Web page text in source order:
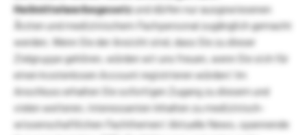
Heilmittelwerbegesetzund dürfen nur ausgewiesenen
Ärzten und medizinischem Fachpersonal zugänglich gemacht
werden. Wenn Sie der Ansicht sind, dass Sie zu dieser
Zielgruppe gehören, würden wir uns freuen, wenn Sie sich für
einen kostenlosen Account registrieren würden! Im
Anschluss erhalten Sie sofortigen Zugang zu diesem und
vielen weiteren, interessanten Inhalten zu medizinisch-
wissenschaftlichen Fachthemen! Aktuelle News, spannende